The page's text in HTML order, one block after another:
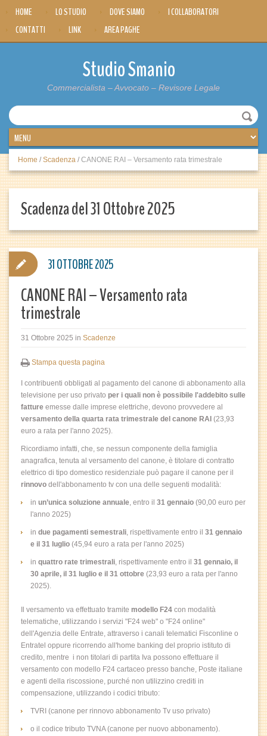
HOME LO STUDIO DOVE SIAMO
I COLLABORATORI
CONTATTI
LINK AREA PAGHE
Studio Smanio
Commercialista – Avvocato – Revisore Legale
Home / Scadenza / CANONE RAI – Versamento rata trimestrale
Scadenza del 31 Ottobre 2025
CANONE RAI – Versamento rata
trimestrale
31 Ottobre 2025 in Scadenze
Stampa questa pagina
I contribuenti obbligati al pagamento del canone di abbonamento alla
televisione per uso privato per i quali non è possibile l'addebito sulle
fatture emesse dalle imprese elettriche, devono provvedere al
versamento della quarta rata trimestrale del canone RAI (23,93
euro a rata per l'anno 2025).
Ricordiamo infatti, che, se nessun componente della famiglia
anagrafica, tenuta al versamento del canone, è titolare di contratto
elettrico di tipo domestico residenziale può pagare il canone per il
rinnovo dell'abbonamento tv con una delle seguenti modalità:
in un’unica soluzione annuale, entro il 31 gennaio (90,00 euro per
l'anno 2025)
in due pagamenti semestrali, rispettivamente entro il 31 gennaio
e il 31 luglio (45,94 euro a rata per l'anno 2025)
in quattro rate trimestrali, rispettivamente entro il 31 gennaio, il
30 aprile, il 31 luglio e il 31 ottobre (23,93 euro a rata per l'anno
2025).
Il versamento va effettuato tramite modello F24 con modalità
telematiche, utilizzando i servizi "F24 web" o "F24 online"
dell'Agenzia delle Entrate, attraverso i canali telematici Fisconline o
Entratel oppure ricorrendo all'home banking del proprio istituto di
credito, mentre i non titolari di partita Iva possono effettuare il
versamento con modello F24 cartaceo presso banche, Poste italiane
e agenti della riscossione, purché non utilizzino crediti in
compensazione, utilizzando i codici tributo:
TVRI (canone per rinnovo abbonamento Tv uso privato)
o il codice tributo TVNA (canone per nuovo abbonamento).
31 OTTOBRE 2025